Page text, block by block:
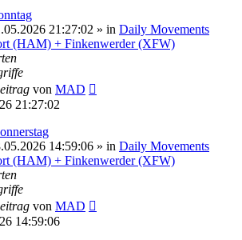
21:27:02 » in Daily Movements
(HAM) + Finkenwerder (XFW)
von MAD
21:27:02
14:59:06 » in Daily Movements
(HAM) + Finkenwerder (XFW)
von MAD
14:59:06